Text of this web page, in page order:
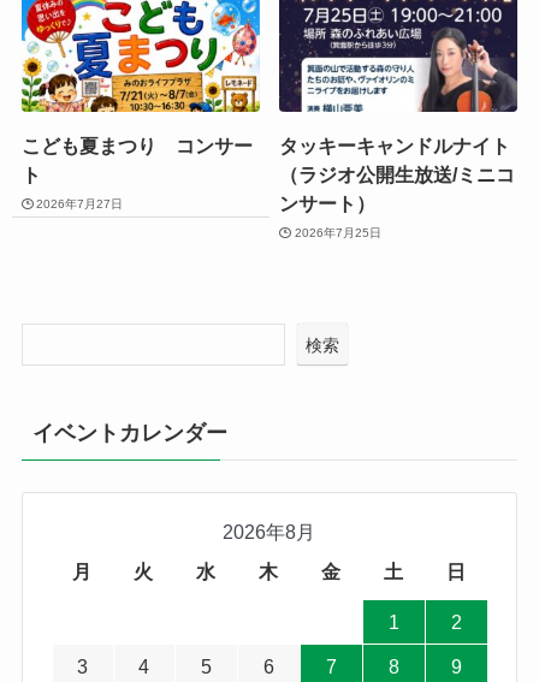
こども夏まつり コンサー
ト
2026年7月27日
タッキーキャンドルナイト
（ラジオ公開生放送/ミニコ
ンサート）
2026年7月25日
検索
イベントカレンダー
2026年8月
月
火 水 木 金 土 日
1 2
3 4 5 6 7 8 9